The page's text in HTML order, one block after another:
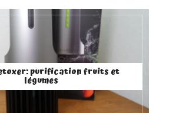
purification fruits et
légumes